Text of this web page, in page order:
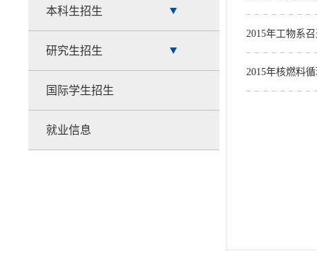
本科生招生
研究生招生
国际学生招生
就业信息
2015年工物系
2015年核燃料